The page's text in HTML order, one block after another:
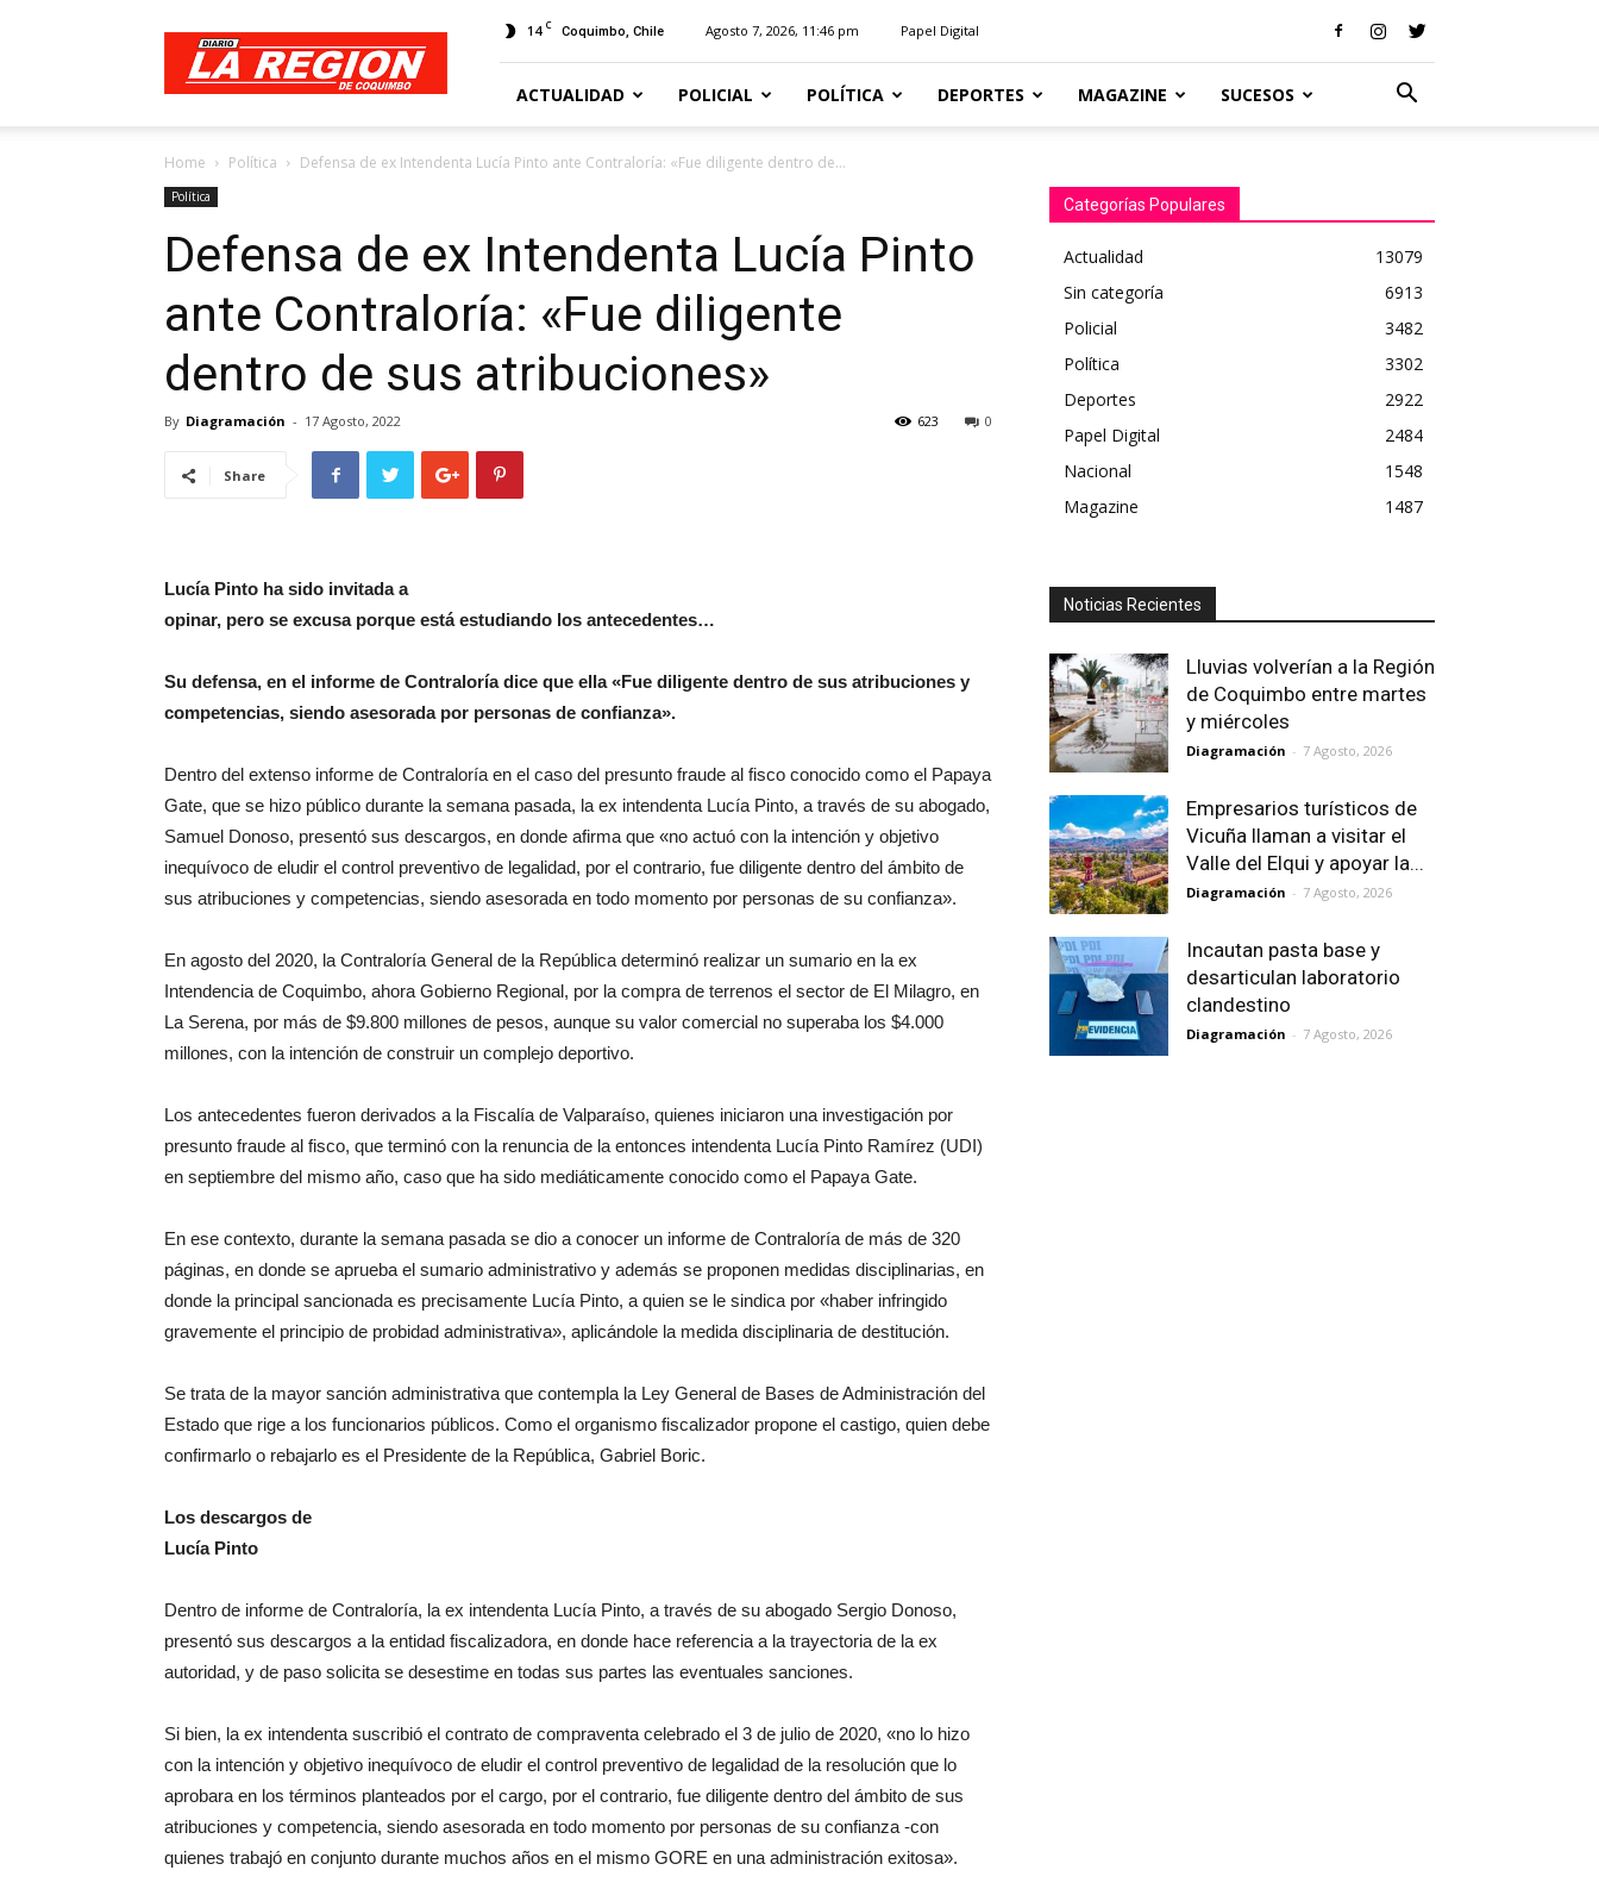
Diario
Región
14 C Coquimbo, Chile Agosto 7, 2026, 11:46 pm Papel Digital
ACTUALIDAD POLICIAL POLÍTICA DEPORTES MAGAZINE SUCESOS
Home Política Defensa de ex Intendenta Lucía Pinto ante Contraloría: «Fue diligente dentro de...
Política
Defensa de ex Intendenta Lucía Pinto
ante Contraloría: «Fue diligente
dentro de sus atribuciones»
By Diagramación - 17 Agosto, 2022 0
623
Share
Lucía Pinto ha sido invitada a
opinar, pero se excusa porque está estudiando los antecedentes…
Su defensa, en el informe de Contraloría dice que ella «Fue diligente dentro de sus atribuciones y
competencias, siendo asesorada por personas de confianza».
Dentro del extenso informe de Contraloría en el caso del presunto fraude al fisco conocido como el Papaya
Gate, que se hizo público durante la semana pasada, la ex intendenta Lucía Pinto, a través de su abogado,
Samuel Donoso, presentó sus descargos, en donde afirma que «no actuó con la intención y objetivo
inequívoco de eludir el control preventivo de legalidad, por el contrario, fue diligente dentro del ámbito de
sus atribuciones y competencias, siendo asesorada en todo momento por personas de su confianza».
En agosto del 2020, la Contraloría General de la República determinó realizar un sumario en la ex
Intendencia de Coquimbo, ahora Gobierno Regional, por la compra de terrenos el sector de El Milagro, en
La Serena, por más de $9.800 millones de pesos, aunque su valor comercial no superaba los $4.000
millones, con la intención de construir un complejo deportivo.
Los antecedentes fueron derivados a la Fiscalía de Valparaíso, quienes iniciaron una investigación por
presunto fraude al fisco, que terminó con la renuncia de la entonces intendenta Lucía Pinto Ramírez (UDI)
en septiembre del mismo año, caso que ha sido mediáticamente conocido como el Papaya Gate.
En ese contexto, durante la semana pasada se dio a conocer un informe de Contraloría de más de 320
páginas, en donde se aprueba el sumario administrativo y además se proponen medidas disciplinarias, en
donde la principal sancionada es precisamente Lucía Pinto, a quien se le sindica por «haber infringido
gravemente el principio de probidad administrativa», aplicándole la medida disciplinaria de destitución.
Se trata de la mayor sanción administrativa que contempla la Ley General de Bases de Administración del
Estado que rige a los funcionarios públicos. Como el organismo fiscalizador propone el castigo, quien debe
confirmarlo o rebajarlo es el Presidente de la República, Gabriel Boric.
Los descargos de
Lucía Pinto
Dentro de informe de Contraloría, la ex intendenta Lucía Pinto, a través de su abogado Sergio Donoso,
presentó sus descargos a la entidad fiscalizadora, en donde hace referencia a la trayectoria de la ex
autoridad, y de paso solicita se desestime en todas sus partes las eventuales sanciones.
Si bien, la ex intendenta suscribió el contrato de compraventa celebrado el 3 de julio de 2020, «no lo hizo
con la intención y objetivo inequívoco de eludir el control preventivo de legalidad de la resolución que lo
aprobara en los términos planteados por el cargo, por el contrario, fue diligente dentro del ámbito de sus
atribuciones y competencia, siendo asesorada en todo momento por personas de su confianza -con
quienes trabajó en conjunto durante muchos años en el mismo GORE en una administración exitosa».
Categorías Populares
Actualidad
13079
Sin categoría
6913
Policial
3482
Política
3302
Deportes
2922
Papel Digital
2484
Nacional
1548
Magazine
1487
Noticias Recientes
Lluvias volverían a la Región
de Coquimbo entre martes
y miércoles
Diagramación - 7 Agosto, 2026
Empresarios turísticos de
Vicuña llaman a visitar el
Valle del Elqui y apoyar la...
Diagramación - 7 Agosto, 2026
Incautan pasta base y
desarticulan laboratorio
clandestino
Diagramación - 7 Agosto, 2026